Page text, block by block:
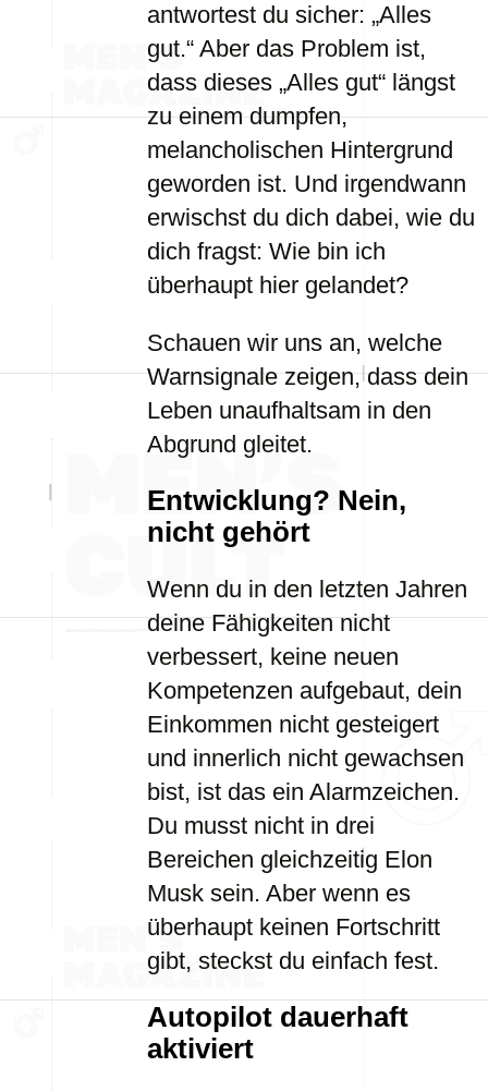
antwortest du sicher: „Alles
gut.“ Aber das Problem ist,
dass dieses „Alles gut“ längst
zu einem dumpfen,
melancholischen Hintergrund
geworden ist. Und irgendwann
erwischst du dich dabei, wie du
dich fragst: Wie bin ich
überhaupt hier gelandet?
Schauen wir uns an, welche
Warnsignale zeigen, dass dein
Leben unaufhaltsam in den
Abgrund gleitet.
Entwicklung? Nein,
nicht gehört
Wenn du in den letzten Jahren
deine Fähigkeiten nicht
verbessert, keine neuen
Kompetenzen aufgebaut, dein
Einkommen nicht gesteigert
und innerlich nicht gewachsen
bist, ist das ein Alarmzeichen.
Du musst nicht in drei
Bereichen gleichzeitig Elon
Musk sein. Aber wenn es
überhaupt keinen Fortschritt
gibt, steckst du einfach fest.
Autopilot dauerhaft
aktiviert